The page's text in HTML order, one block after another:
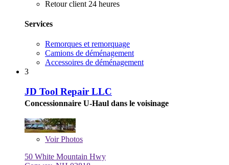
Retour client 24 heures
Services
Remorques et remorquage
Camions de déménagement
Accessoires de déménagement
3
JD Tool Repair LLC
Concessionnaire U-Haul dans le voisinage
VoirPhotos
50 White Mountain Hwy